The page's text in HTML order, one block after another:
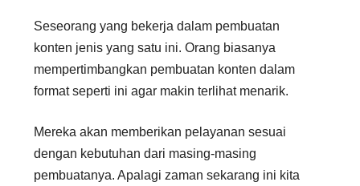
Seseorang yang bekerja dalam pembuatan
konten jenis yang satu ini. Orang biasanya
mempertimbangkan pembuatan konten dalam
format seperti ini agar makin terlihat menarik.
Mereka akan memberikan pelayanan sesuai
dengan kebutuhan dari masing-masing
pembuatanya. Apalagi zaman sekarang ini kita